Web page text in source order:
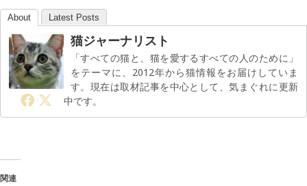
About Latest Posts
猫ジャーナリスト
「すべての猫と、猫を愛するすべての人のために」
をテーマに、2012年から猫情報をお届けしていま
す。現在は取材記事を中心として、気まぐれに更新
中です。
関連